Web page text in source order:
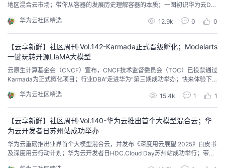
地区混合云市场；带你从容器的发展历史理解容器的本质；一图初识华为云DD
华为云社区精选
12.9k 0 0
【云享新鲜】社区周刊·Vol.142-Karmada正式晋级孵化；Modelarts
一键玩转开源LlaMA大模型
云原生计算基金会（CNCF）宣布，CNCF技术监督委员会（TOC）已投票通过
Karmada为正式孵化项目；行业DBA“走进华为”第三期成功举办；快来体验下
华为云社区精选
15.4k 1 1
【云享新鲜】社区周刊·Vol.140-华为云推出首个大模型混合云；华
为云开发者日苏州站成功举办
华为云重磅推出业界首个大模型混合云，并发布《深度用云展望 2025》白皮书
及深度用云行动计划；华为云开发者日HDC.Cloud Day苏州站成功举行；带你